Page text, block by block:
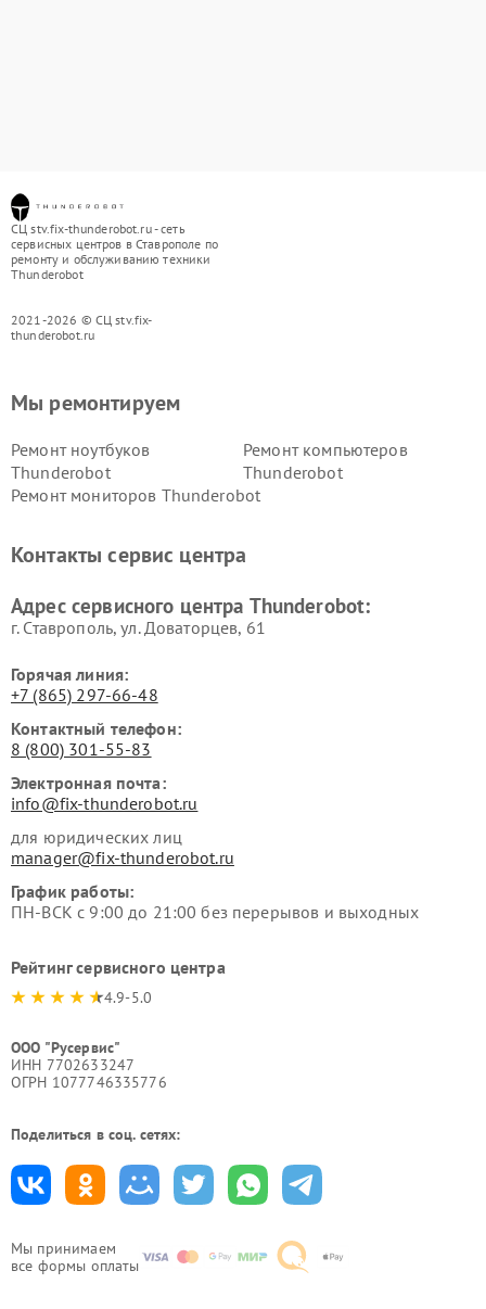
СЦ stv.fix-thunderobot.ru - сеть
сервисных центров в Ставрополе по
ремонту и обслуживанию техники
Thunderobot
2021-2026 © СЦ stv.fix-
thunderobot.ru
Мы принимаем
все формы оплаты
Мы ремонтируем
Ремонт ноутбуков
Thunderobot
Ремонт компьютеров
Thunderobot
Ремонт мониторов Thunderobot
Контакты сервис центра
Адрес сервисного центра Thunderobot:
г. Ставрополь, ул. Доваторцев, 61
Горячая линия:
+7 (865) 297-66-48
Контактный телефон:
8 (800) 301-55-83
Электронная почта:
info@fix-thunderobot.ru
для юридических лиц
manager@fix-thunderobot.ru
График работы:
ПН-ВСК с 9:00 до 21:00 без перерывов и выходных
Рейтинг сервисного центра
4.9-5.0
ООО "Русервис"
ИНН 7702633247
ОГРН 1077746335776
Поделиться в соц. сетях: